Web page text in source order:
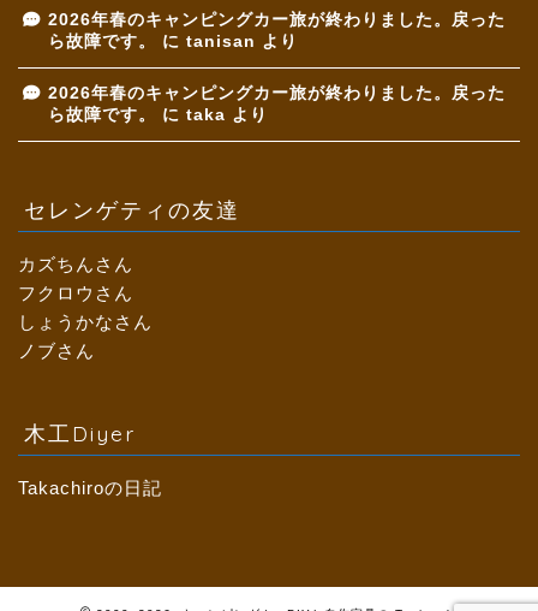
2026年春のキャンピングカー旅が終わりました。戻った
ら故障です。
に tanisan より
2026年春のキャンピングカー旅が終わりました。戻った
ら故障です。
に taka より
セレンゲティの友達
カズちんさん
フクロウさん
しょうかなさん
ノブさん
木工Diyer
Takachiroの日記